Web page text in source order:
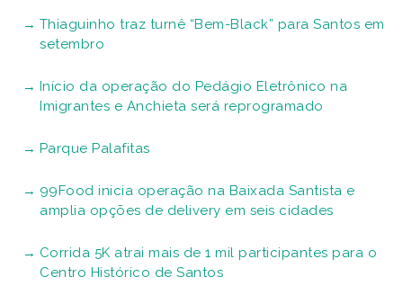
Thiaguinho traz turnê “Bem-Black” para Santos em
setembro
Início da operação do Pedágio Eletrônico na
Imigrantes e Anchieta será reprogramado
Parque Palafitas
99Food inicia operação na Baixada Santista e
amplia opções de delivery em seis cidades
Corrida 5K atrai mais de 1 mil participantes para o
Centro Histórico de Santos